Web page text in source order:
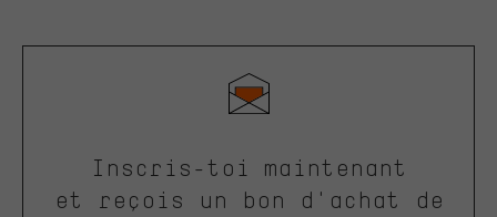
Inscris-toi maintenant
et reçois un bon d'achat de